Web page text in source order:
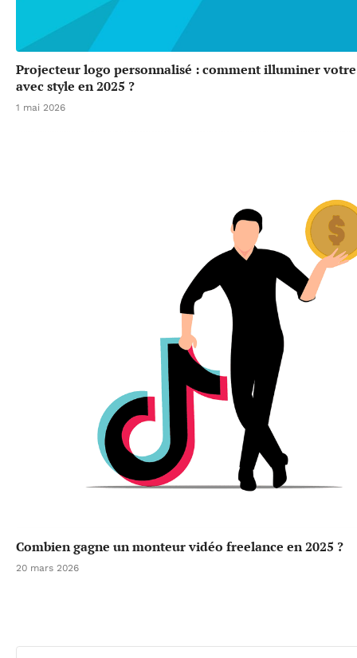
Projecteur logo personnalisé : comment illuminer
avec style en 2025 ?
1 mai 2026
Combien gagne un monteur vidéo freelance en 2025 ?
20 mars 2026